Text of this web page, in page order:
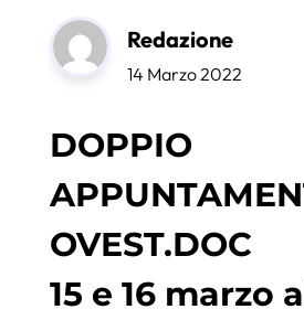
Redazione
14 Marzo 2022
DOPPIO
OVEST.DOC
15 e 16 marzo